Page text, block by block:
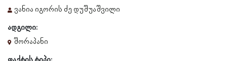
ვანია იგორის ძე დუშუაშვილი
ადგილი:
შორაპანი